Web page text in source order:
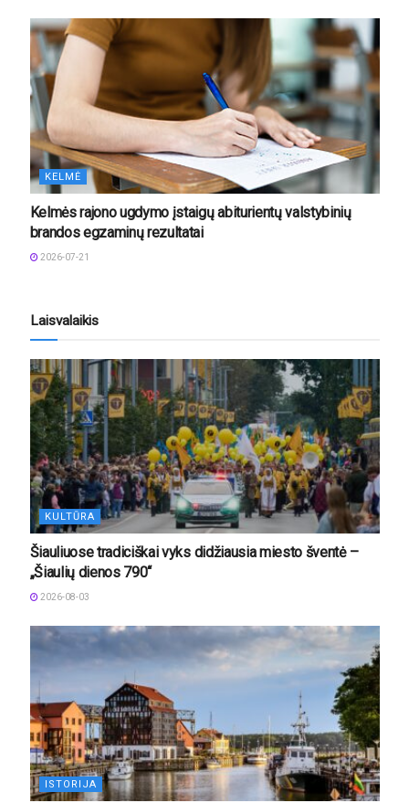
KELMĖ
Kelmės rajono ugdymo įstaigų abiturientų valstybinių
brandos egzaminų rezultatai
2026-07-21
Laisvalaikis
KULTŪRA
Šiauliuose tradiciškai vyks didžiausia miesto šventė –
„Šiaulių dienos 790“
2026-08-03
ISTORIJA